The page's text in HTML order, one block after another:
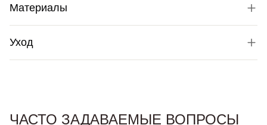
Материалы
Уход
ЧАСТО ЗАДАВАЕМЫЕ ВОПРОСЫ